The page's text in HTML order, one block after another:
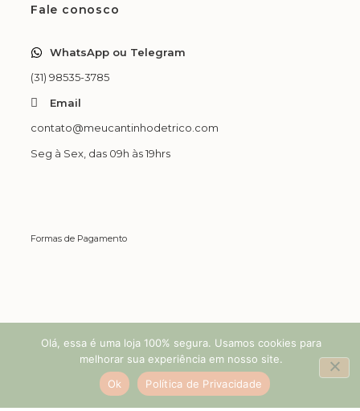
Fale conosco
WhatsApp ou Telegram
(31) 98535-3785
Email
contato@meucantinhodetrico.com
Seg à Sex, das 09h às 19hrs
Formas de Pagamento
InstagramTiktok YoutubePinterest
Olá, essa é uma loja 100% segura. Usamos cookies para
melhorar sua experiência em nosso site.
Ok
Política de Privacidade